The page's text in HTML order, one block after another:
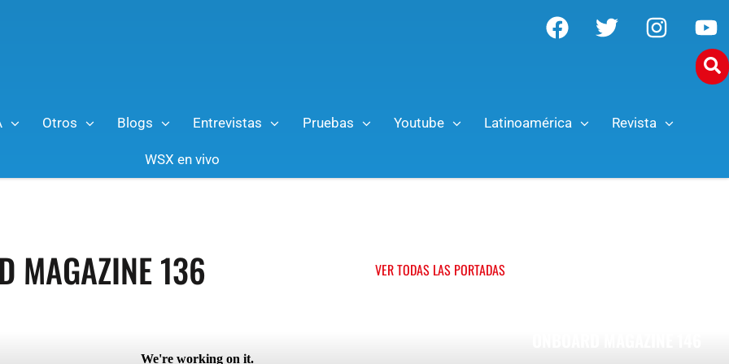
Otros Blogs Entrevistas Pruebas Youtube Latinoamérica Revista
WSX en vivo
MAGAZINE 136 VER TODAS LAS PORTADAS